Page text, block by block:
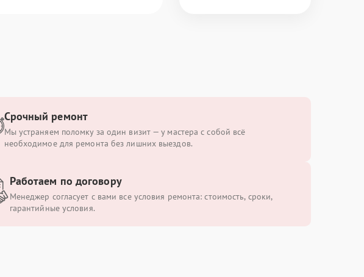
Срочный ремонт
Мы устраняем поломку за один визит — у мастера с собой всё
необходимое для ремонта без лишних выездов.
Работаем по договору
Менеджер согласует с вами все условия ремонта: стоимость, сроки,
гарантийные условия.